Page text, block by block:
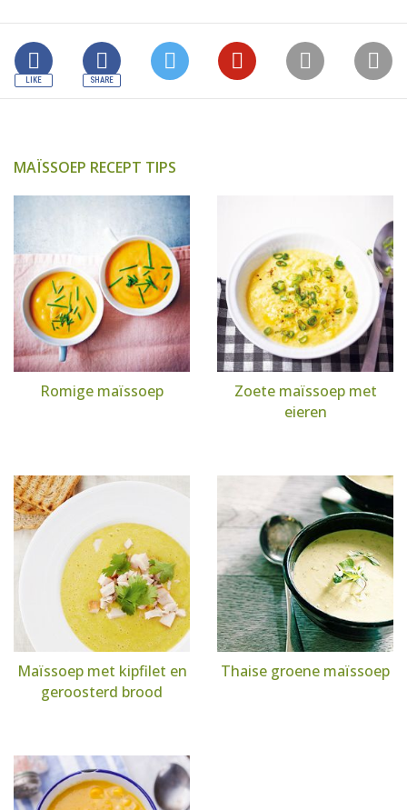
MAÏSSOEP RECEPT TIPS
Romige maïssoep
Zoete maïssoep met
eieren
Maïssoep met kipfilet en
geroosterd brood
Thaise groene maïssoep